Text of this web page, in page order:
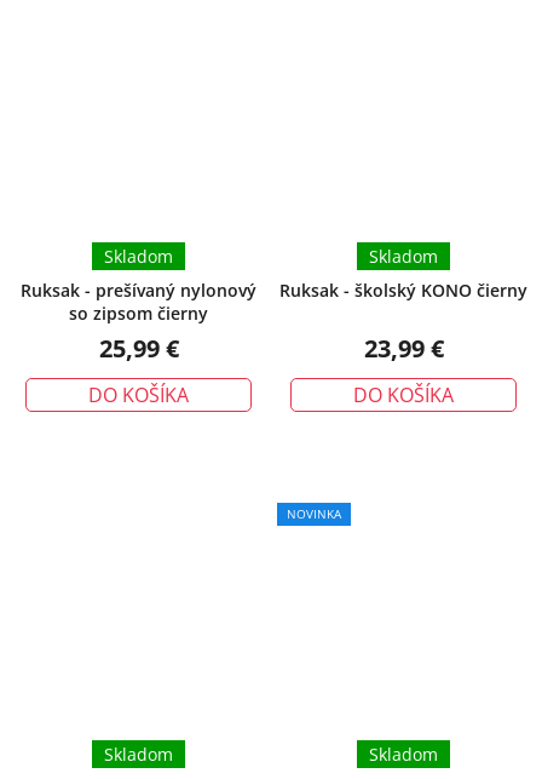
Ruksak - prešívaný nylonový
so zipsom čierny
Skladom
25,99 €
DO KOŠÍKA
Ruksak - školský KONO čierny
Skladom
23,99 €
DO KOŠÍKA
Skladom
NOVINKA
Skladom